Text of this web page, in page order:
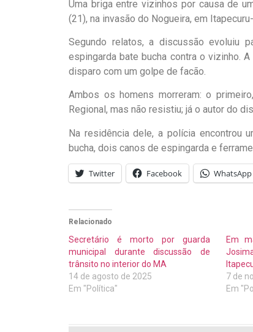
Uma briga entre vizinhos por causa de
(21), na invasão do Nogueira, em
Segundo relatos, a discussão evoluiu
espingarda bate bucha contra o vizinho.
disparo com um golpe de facão.
Ambos os homens morreram: o
Regional, mas não resistiu; já o autor do
Na residência dele, a polícia encontrou
bucha, dois canos de espingarda e
Twitter Facebook WhatsApp
Relacionado
Secretário é morto por guarda
municipal durante discussão de
trânsito no interior do MA
14 de agosto de 2025
Em "Política"
Em
7 de
Em